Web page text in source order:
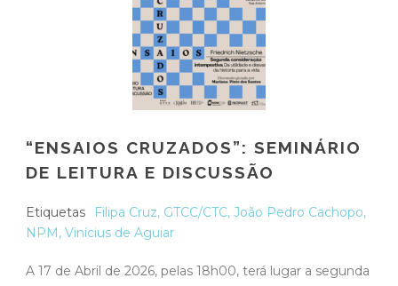
“ENSAIOS CRUZADOS”: SEMINÁRIO
DE LEITURA E DISCUSSÃO
Etiquetas Filipa Cruz, GTCC/CTC, João Pedro Cachopo,
NPM, Vinícius de Aguiar
A 17 de Abril de 2026, pelas 18h00, terá lugar a segunda